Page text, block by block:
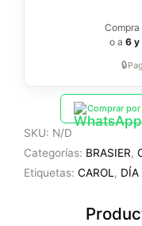
Compra
o a 6 y
🔒
Comprar
SKU: N/D
Categorías: BRASIER,
Etiquetas: CAROL, DÍA